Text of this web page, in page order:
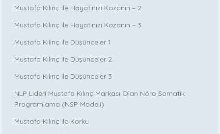
Mustafa Kılınç ile Hayatınızı Kazanın – 2
Mustafa Kılınç ile Hayatınızı Kazanın – 3
Mustafa Kılınç ile Düşünceler 1
Mustafa Kılınç ile Düşünceler 2
Mustafa Kılınç ile Düşünceler 3
NLP Lideri Mustafa Kılınç Markası Olan Nöro Somatik
Programlama (NSP Modeli)
Mustafa Kılınç ile Korku